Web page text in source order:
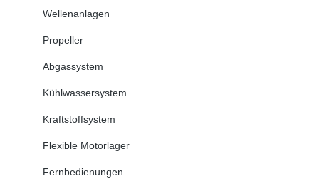
Wellenanlagen
Propeller
Abgassystem
Kühlwassersystem
Kraftstoffsystem
Flexible Motorlager
Fernbedienungen